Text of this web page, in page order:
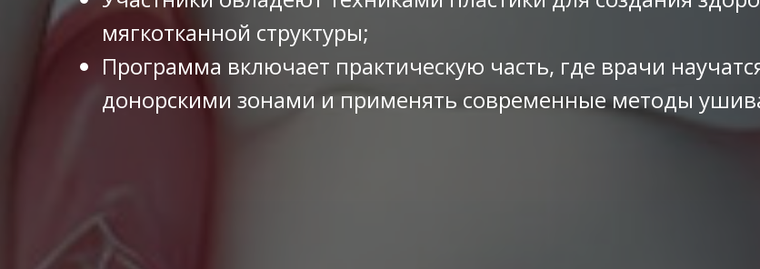
мягкотканной структуры;
Программа включает практическую часть, где врачи
донорскими зонами и применять современные методы